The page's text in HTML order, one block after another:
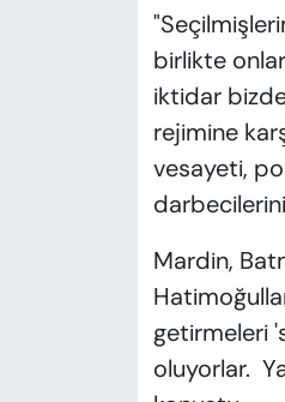
birlikte
iktidar
rejimine
vesayeti,
Mardin,
getirmeleri
oluyorlar.